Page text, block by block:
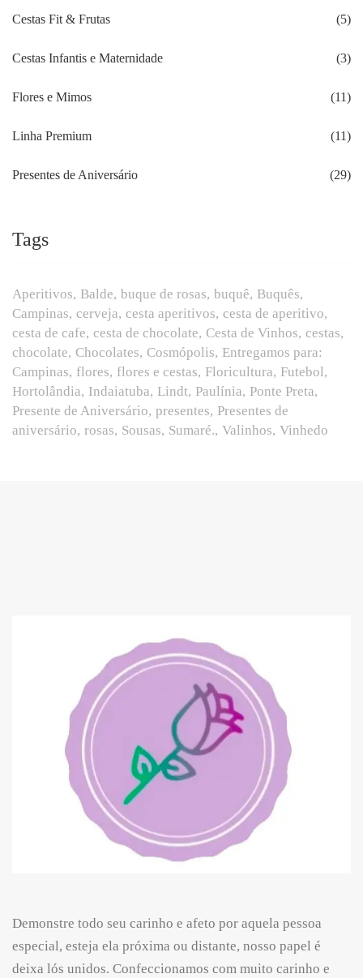
Cestas Fit & Frutas (5)
Cestas Infantis e Maternidade (3)
Flores e Mimos (11)
Linha Premium (11)
Presentes de Aniversário (29)
Tags
Aperitivos Balde buque de rosas buquê Buquês
Campinas cerveja cesta aperitivos cesta de aperitivo
cesta de cafe cesta de chocolate Cesta de Vinhos cestas
chocolate Chocolates Cosmópolis Entregamos para:
Campinas flores flores e cestas Floricultura Futebol
Hortolândia Indaiatuba Lindt Paulínia Ponte Preta
Presente de Aniversário presentes Presentes de
aniversário rosas Sousas Sumaré. Valinhos Vinhedo
Demonstre todo seu carinho e afeto por aquela pessoa
especial, esteja ela próxima ou distante, nosso papel é
deixa lós unidos. Confeccionamos com muito carinho e